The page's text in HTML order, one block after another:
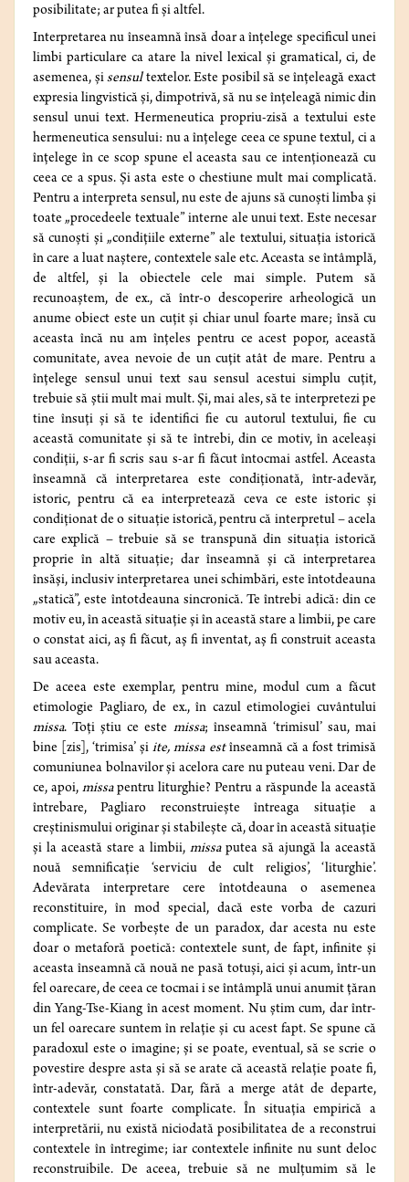
posibilitate; ar putea fi şi altfel.
Interpretarea nu înseamnă însă doar a înţelege specificul unei
limbi particulare ca atare la nivel lexical şi gramatical, ci, de
asemenea, şisensultextelor. Este posibil să se înţeleagă exact
expresia lingvistică şi, dimpotrivă, să nu se înţeleagă nimic din
sensul unui text. Hermeneutica propriu-zisă a textului este
hermeneutica sensului: nu a înţelege ceea ce spune textul, ci a
înţelege în ce scop spune el aceasta sau ce intenţionează cu
ceea ce a spus. Şi asta este o chestiune mult mai complicată.
Pentru a interpreta sensul, nu este de ajuns să cunoşti limba şi
toate „procedeele textuale” interne ale unui text. Este necesar
să cunoşti şi „condiţiile externe” ale textului, situaţia istorică
în care a luat naştere, contextele sale etc. Aceasta se întâmplă,
de altfel, şi la obiectele cele mai simple. Putem să
recunoaştem, de ex., că într-o descoperire arheologică un
anume obiect este un cuţit şi chiar unul foarte mare; însă cu
aceasta încă nu am înţeles pentru ce acest popor, această
comunitate, avea nevoie de un cuţit atât de mare. Pentru a
înţelege sensul unui text sau sensul acestui simplu cuţit,
trebuie să ştii mult mai mult. Şi, mai ales, să te interpretezi pe
tine însuţi şi să te identifici fie cu autorul textului, fie cu
această comunitate şi să te întrebi, din ce motiv, în aceleaşi
condiţii, s-ar fi scris sau s-ar fi făcut întocmai astfel. Aceasta
înseamnă că interpretarea este condiţionată, într-adevăr,
istoric, pentru că ea interpretează ceva ce este istoric şi
condiţionat de o situaţie istorică, pentru că interpretul – acela
care explică – trebuie să se transpună din situaţia istorică
proprie în altă situaţie; dar înseamnă şi că interpretarea
însăşi, inclusiv interpretarea unei schimbări, este întotdeauna
„statică”, este întotdeauna sincronică. Te întrebi adică: din ce
motiv eu, în această situaţie şi în această stare a limbii, pe care
o constat aici, aş fi făcut, aş fi inventat, aş fi construit aceasta
sau aceasta.
De aceea este exemplar, pentru mine, modul cum a făcut
etimologie Pagliaro, de ex., în cazul etimologiei cuvântului
missa. Toţi ştiu ce este missa; înseamnă ‘trimisul’ sau, mai
bine [zis], ‘trimisa’ şiite, missa estînseamnă că a fost trimisă
comuniunea bolnavilor şi acelora care nu puteau veni. Dar de
ce, apoi, missapentru liturghie? Pentru a răspunde la această
întrebare, Pagliaro reconstruieşte întreaga situaţie a
creştinismului originar şi stabileşte că, doar în această situaţie
şi la această stare a limbii, missaputea să ajungă la această
nouă semnificaţie ‘serviciu de cult religios’, ‘liturghie’.
Adevărata interpretare cere întotdeauna o asemenea
reconstituire, în mod special, dacă este vorba de cazuri
complicate. Se vorbeşte de un paradox, dar acesta nu este
doar o metaforă poetică: contextele sunt, de fapt, infinite şi
aceasta înseamnă că nouă ne pasă totuşi, aici şi acum, într-un
fel oarecare, de ceea ce tocmai i se întâmplă unui anumit ţăran
din Yang-Tse-Kiang în acest moment. Nu ştim cum, dar într-
un fel oarecare suntem în relaţie şi cu acest fapt. Se spune că
paradoxul este o imagine; şi se poate, eventual, să se scrie o
povestire despre asta şi să se arate că această relaţie poate fi,
într-adevăr, constatată. Dar, fără a merge atât de departe,
contextele sunt foarte complicate. În situaţia empirică a
interpretării, nu există niciodată posibilitatea de a reconstrui
contextele în întregime; iar contextele infinite nu sunt deloc
reconstruibile. De aceea, trebuie să ne mulţumim să le